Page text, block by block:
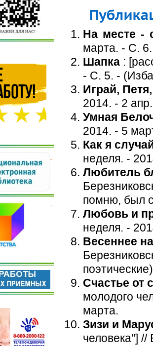
На месте -
марта. - С.
Шапка:
- С. 5. -
Играй,
2014. - 2
Умная
2014. - 5
Как я
неделя. -
Любитель
помню, был
Любовь и
неделя. -
Весеннее
Счастье от
молодого
марта.
Зизи и
человека"] //